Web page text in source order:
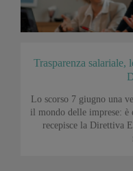
Trasparenza salariale,
Lo scorso 7 giugno una
il mondo delle imprese:
recepisce la Direttiva